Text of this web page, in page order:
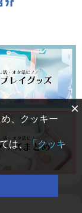
×
、クッキー
は、「クッキ